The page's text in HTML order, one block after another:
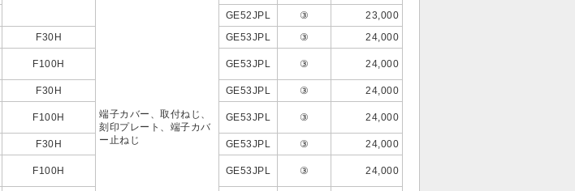
端子カバー、取付ねじ、
刻印プレート、端子カバ
ー止ねじ
GE52JPL ③
23,000
F30H GE53JPL ③
24,000
F100H GE53JPL ③ 24,000
F30H GE53JPL ③
24,000
F100H GE53JPL ③ 24,000
F30H GE53JPL ③
24,000
F100H GE53JPL ③ 24,000